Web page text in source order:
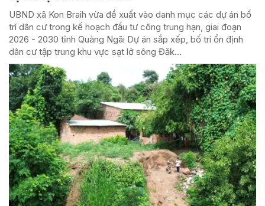
UBND xã Kon Braih vừa đề xuất vào danh mục các dự án bố
trí dân cư trong kế hoạch đầu tư công trung hạn, giai đoạn
2026 - 2030 tỉnh Quảng Ngãi Dự án sắp xếp, bố trí ổn định
dân cư tập trung khu vực sạt lở sông Đăk...